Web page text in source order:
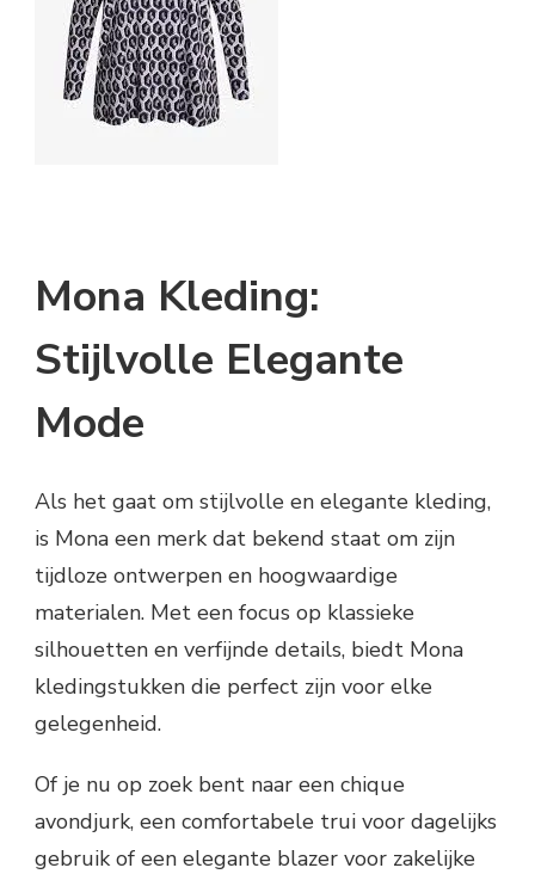
Mona Kleding:
Stijlvolle Elegante
Mode
Als het gaat om stijlvolle en elegante kleding,
is Mona een merk dat bekend staat om zijn
tijdloze ontwerpen en hoogwaardige
materialen. Met een focus op klassieke
silhouetten en verfijnde details, biedt Mona
kledingstukken die perfect zijn voor elke
gelegenheid.
Of je nu op zoek bent naar een chique
avondjurk, een comfortabele trui voor dagelijks
gebruik of een elegante blazer voor zakelijke